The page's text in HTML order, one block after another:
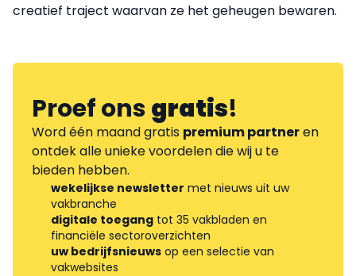
creatief traject waarvan ze het geheugen bewaren.
Proef onsgratis!
Word één maand gratis premium partneren
ontdek alle unieke voordelen die wij u te
bieden hebben.
wekelijkse newsletter met nieuws uit uw
vakbranche
digitale toegang tot 35 vakbladen en
financiële sectoroverzichten
uw bedrijfsnieuws op een selectie van
vakwebsites